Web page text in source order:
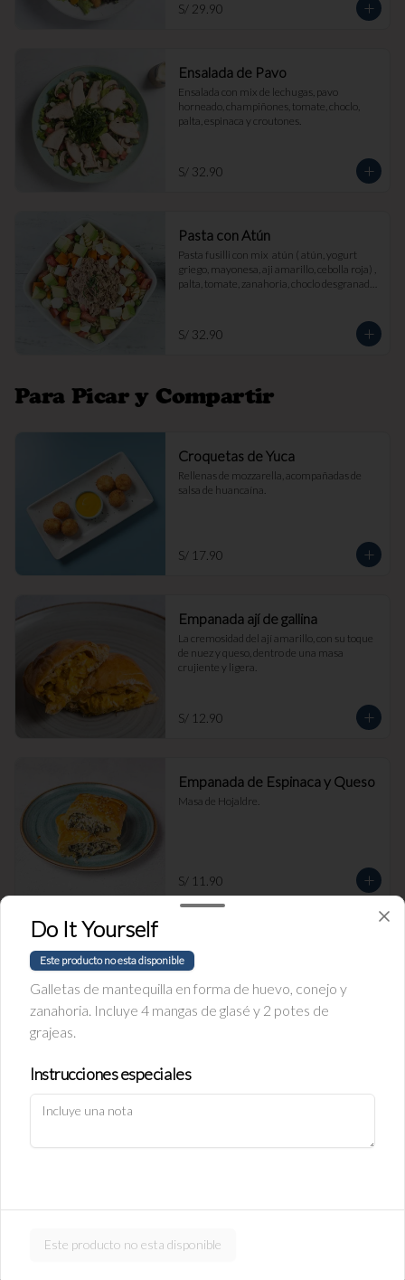
S/ 29.90
Ensalada de Pavo
Ensalada con mix de lechugas, pavo
horneado, champiñones, tomate, choclo,
palta, espinaca y croutones.
S/ 32.90
Pasta con Atún
Pasta fusilli con mix  atún ( atún, yogurt
griego, mayonesa, aji amarillo, cebolla roja) ,
palta, tomate, zanahoria, choclo desgranado
S/ 32.90
Para Picar y Compartir
Croquetas de Yuca
Rellenas de mozzarella, acompañadas de
salsa de huancaína.
S/ 17.90
Empanada ají de gallina
La cremosidad del ají amarillo, con su toque
de nuez y queso, dentro de una masa
crujiente y ligera.
S/ 12.90
Empanada de Espinaca y Queso
Masa de Hojaldre.
S/ 11.90
Rellena de jamón ingles y queso.
S/ 11.90
Política de Cookies
Haga clic en Aceptar para permitir que Justo use cookies a fin
Do It Yourself
Este producto no esta disponible
Galletas de mantequilla en forma de huevo, conejo y
zanahoria. Incluye 4 mangas de glasé y 2 potes de
grajeas.
Instrucciones especiales
Este producto no esta disponible